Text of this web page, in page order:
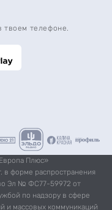
телефоне.
Плюс»
в форме распространения
Эл № ФС77-59972 от
по надзору в сфере
и массовых коммуникаций